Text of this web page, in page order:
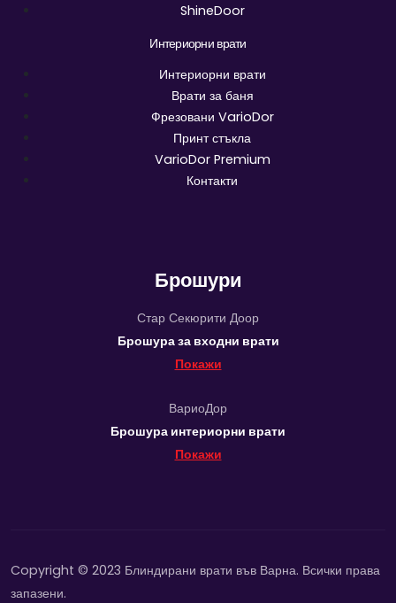
ShineDoor
Интериорни врати
Интериорни врати
Врати за баня
Фрезовани VarioDor
Принт стъкла
VarioDor Premium
Контакти
Брошури
Стар Секюрити Доор
Брошура за входни врати
Покажи
ВариоДор
Брошура интериорни врати
Покажи
Copyright © 2023 Блиндирани врати във Варна. Всички права
запазени.